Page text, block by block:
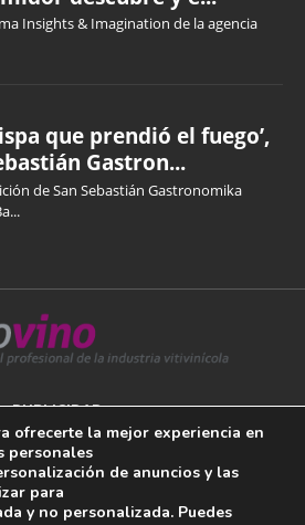
Insights & Imagination de la agencia
que prendió el fuego’,
Gastron...
de San Sebastián Gastronomika
PUBLICIDAD
ofrecerte la mejor experiencia en
personales
de anuncios y las
para
y no personalizada. Puedes